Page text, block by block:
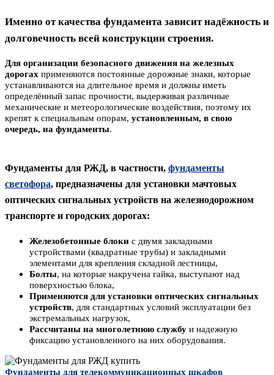
Именно от качества фундамента зависит надёжность и
долговечность всей конструкции строения.
Для организации безопасного движения на железных
дорогах применяются постоянные дорожные знаки, которые
устанавливаются на длительное время и должны иметь
определённый запас прочности, выдерживая различные
механические и метеорологические воздействия, поэтому их
крепят к специальным опорам, установленным, в свою
очередь, на фундаменты.
Фундаменты для РЖД, в частности, фундаменты
светофора, предназначены для установки мачтовых
оптических сигнальных устройств на железнодорожном
транспорте и городских дорогах:
Железобетонные блоки с двумя закладными
устройствами (квадратные трубы) и закладными
элементами для крепления складной лестницы,
Болты, на которые накручена гайка, выступают над
поверхностью блока,
Применяются для установки оптических сигнальных
устройств, для стандартных условий эксплуатации без
экстремальных нагрузок,
Рассчитаны на многолетнюю службу и надежную
фиксацию установленного на них оборудования.
Фундаменты для телекоммуникационных шкафов